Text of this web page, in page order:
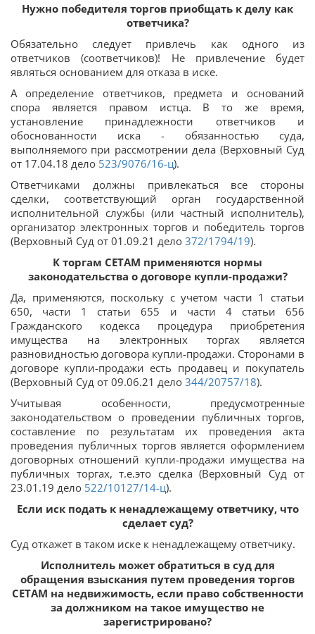
Нужно победителя торгов приобщать к делу как
ответчика?
Обязательно следует привлечь как одного из
ответчиков (соответчиков)! Не привлечение будет
являться основанием для отказа в иске.
А определение ответчиков, предмета и оснований
спора является правом истца. В то же время,
установление принадлежности ответчиков и
обоснованности иска - обязанностью суда,
выполняемого при рассмотрении дела (Верховный Суд
от 17.04.18 дело 523/9076/16-ц).
Ответчиками должны привлекаться все стороны
сделки, соответствующий орган государственной
исполнительной службы (или частный исполнитель),
организатор электронных торгов и победитель торгов
(Верховный Суд от 01.09.21 дело 372/1794/19).
К торгам СЕТАМ применяются нормы
законодательства о договоре купли-продажи?
Да, применяются, поскольку с учетом части 1 статьи
650, части 1 статьи 655 и части 4 статьи 656
Гражданского кодекса процедура приобретения
имущества на электронных торгах является
разновидностью договора купли-продажи. Сторонами в
договоре купли-продажи есть продавец и покупатель
(Верховный Суд от 09.06.21 дело 344/20757/18).
Учитывая особенности, предусмотренные
законодательством о проведении публичных торгов,
составление по результатам их проведения акта
проведения публичных торгов является оформлением
договорных отношений купли-продажи имущества на
публичных торгах, т.е.это сделка (Верховный Суд от
23.01.19 дело 522/10127/14-ц).
Если иск подать к ненадлежащему ответчику, что
сделает суд?
Суд откажет в таком иске к ненадлежащему ответчику.
Исполнитель может обратиться в суд для
обращения взыскания путем проведения торгов
СЕТАМ на недвижимость, если право собственности
за должником на такое имущество не
зарегистрировано?